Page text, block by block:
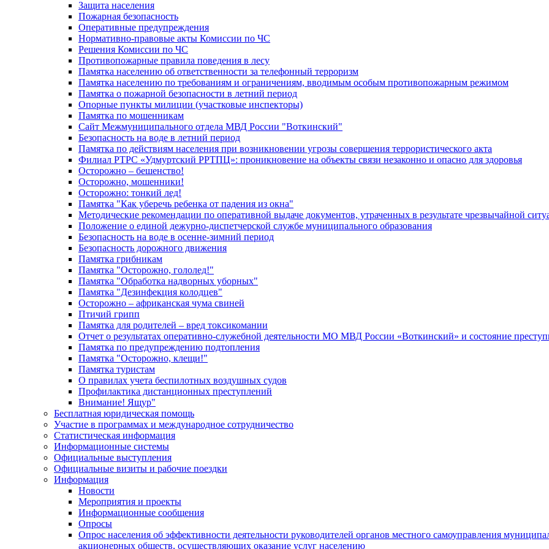
Защита населения
Пожарная безопасность
Оперативные предупреждения
Нормативно-правовые акты Комиссии по ЧС
Решения Комиссии по ЧС
Противопожарные правила поведения в лесу
Памятка населению об ответственности за телефонный терроризм
Памятка населению по требованиям и ограничениям, вводимым особым противопожарным режимом
Памятка о пожарной безопасности в летний период
Опорные пункты милиции (участковые инспекторы)
Памятка по мошенникам
Сайт Межмуниципального отдела МВД России "Воткинский"
Безопасность на воде в летний период
Памятка по действиям населения при возникновении угрозы совершения террористического акта
Филиал РТРС «Удмуртский РРТПЦ»: проникновение на объекты связи незаконно и опасно для здоровья
Осторожно – бешенство!
Осторожно, мошенники!
Осторожно: тонкий лед!
Памятка "Как уберечь ребенка от падения из окна"
Методические рекомендации по оперативной выдаче документов, утраченных в результате чрезвычайной
Положение о единой дежурно-диспетчерской службе муниципального образования
Безопасность на воде в осенне-зимний период
Безопасность дорожного движения
Памятка грибникам
Памятка "Осторожно, гололед!"
Памятка "Обработка надворных уборных"
Памятка "Дезинфекция колодцев"
Осторожно – африканская чума свиней
Птичий грипп
Памятка для родителей – вред токсикомании
Отчет о результатах оперативно-служебной деятельности МО МВД России «Воткинский» и состояние
Памятка по предупреждению подтопления
Памятка "Осторожно, клещи!"
Памятка туристам
О правилах учета беспилотных воздушных судов
Профилактика дистанционных преступлений
Внимание! Ящур"
Бесплатная юридическая помощь
Участие в программах и международное сотрудничество
Статистическая информация
Информационные системы
Официальные выступления
Официальные визиты и рабочие поездки
Информация
Новости
Мероприятия и проекты
Информационные сообщения
Опросы
Опрос населения об эффективности деятельности руководителей органов местного самоуправления
акционерных обществ, осуществляющих оказание услуг населению